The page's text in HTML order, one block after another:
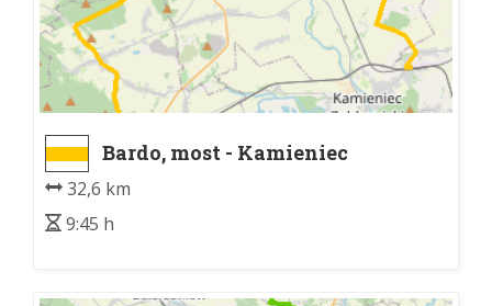
Bardo, most - Kamieniec
Ząbkowicki, dw. kol.
32,6 km
9:45 h